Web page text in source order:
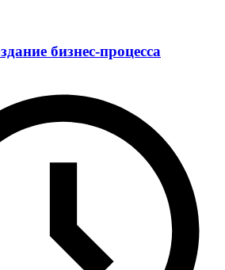
бизнес-процесса